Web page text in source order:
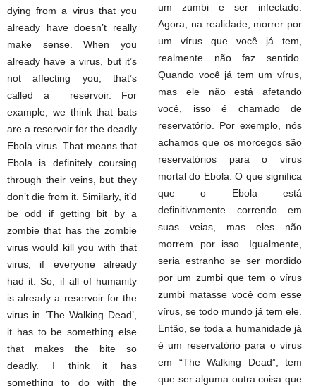
dying from a virus that you
already have doesn’t really
make sense. When you
already have a virus, but it’s
not affecting you, that’s
called a reservoir. For
example, we think that bats
are a reservoir for the deadly
Ebola virus. That means that
Ebola is definitely coursing
through their veins, but they
don’t die from it. Similarly, it’d
be odd if getting bit by a
zombie that has the zombie
virus would kill you with that
virus, if everyone already
had it. So, if all of humanity
is already a reservoir for the
virus in ‘The Walking Dead’,
it has to be something else
that makes the bite so
deadly. I think it has
something to do with the
um zumbi e ser infectado.
Agora, na realidade, morrer por
um vírus que você já tem,
realmente não faz sentido.
Quando você já tem um vírus,
mas ele não está afetando
você, isso é chamado de
reservatório. Por exemplo, nós
achamos que os morcegos são
reservatórios para o vírus
mortal do Ebola. O que significa
que o Ebola está
definitivamente correndo em
suas veias, mas eles não
morrem por isso. Igualmente,
seria estranho se ser mordido
por um zumbi que tem o vírus
zumbi matasse você com esse
vírus, se todo mundo já tem ele.
Então, se toda a humanidade já
é um reservatório para o vírus
em “The Walking Dead”, tem
que ser alguma outra coisa que